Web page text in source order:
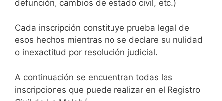
defunción, cambios de estado civil, etc.)
Cada inscripción constituye prueba legal de
esos hechos mientras no se declare su nulidad
o inexactitud por resolución judicial.
A continuación se encuentran todas las
inscripciones que puede realizar en el Registro